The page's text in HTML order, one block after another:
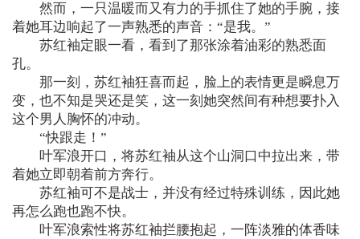
然而，一只温暖而又有力的手抓住了她的手腕，接
着她耳边响起了一声熟悉的声音：“是我。”
苏红袖定眼一看，看到了那张涂着油彩的熟悉面
孔。
那一刻，苏红袖狂喜而起，脸上的表情更是瞬息万
变，也不知是哭还是笑，这一刻她突然间有种想要扑入
这个男人胸怀的冲动。
“快跟走！”
叶军浪开口，将苏红袖从这个山洞口中拉出来，带
着她立即朝着前方奔行。
苏红袖可不是战士，并没有经过特殊训练，因此她
再怎么跑也跑不快。
叶军浪索性将苏红袖拦腰抱起，一阵淡雅的体香味